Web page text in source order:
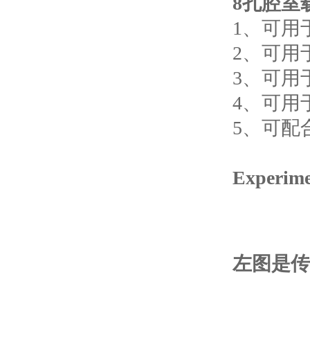
1、可用
2、可用
3、可用
4、可用
5、可配合
左图是